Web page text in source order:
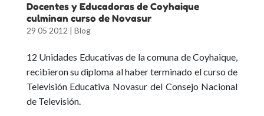
Docentes y Educadoras de Coyhaique
culminan curso de Novasur
29 05 2012 | Blog
12 Unidades Educativas de la comuna de Coyhaique,
recibieron su diploma al haber terminado el curso de
Televisión Educativa Novasur del Consejo Nacional
de Televisión.